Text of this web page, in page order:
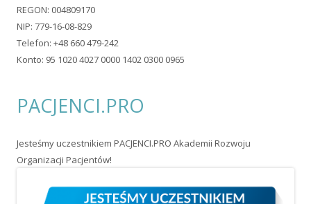
REGON: 004809170
NIP: 779-16-08-829
Telefon: +48 660 479-242
Konto: 95 1020 4027 0000 1402 0300 0965
PACJENCI.PRO
Jesteśmy uczestnikiem PACJENCI.PRO Akademii Rozwoju
Organizacji Pacjentów!